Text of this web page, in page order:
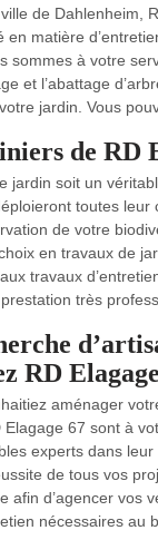
de Dahlenheim,
en matière
sommes à votre
et l’abattage
jardin. Vous
de RD
jardin soit un
toutes leur
de votre
en travaux de
travaux
prestation très
RD
aménager
Elagage 67 sont à
experts dans
de tous vos
afin d’agencer vos
nécessaires au